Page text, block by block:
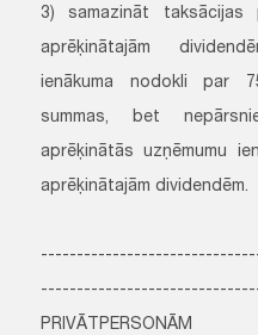
3) samazināt
aprēķinātajām
ienākuma nodokli par
summas, bet
aprēķinātās uzņēmumu
aprēķinātajām dividendēm.
PRIVĀTPERSONĀM